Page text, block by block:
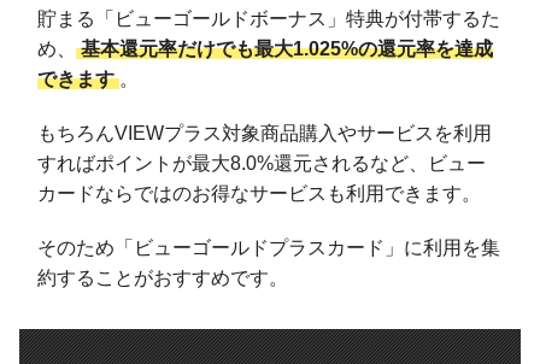
貯まる「ビューゴールドボーナス」特典が付帯するた
め、 基本還元率だけでも最大1.025%の還元率を達成
できます 。
もちろんVIEWプラス対象商品購入やサービスを利用
すればポイントが最大8.0%還元されるなど、ビュー
カードならではのお得なサービスも利用できます。
そのため「ビューゴールドプラスカード」に利用を集
約することがおすすめです。